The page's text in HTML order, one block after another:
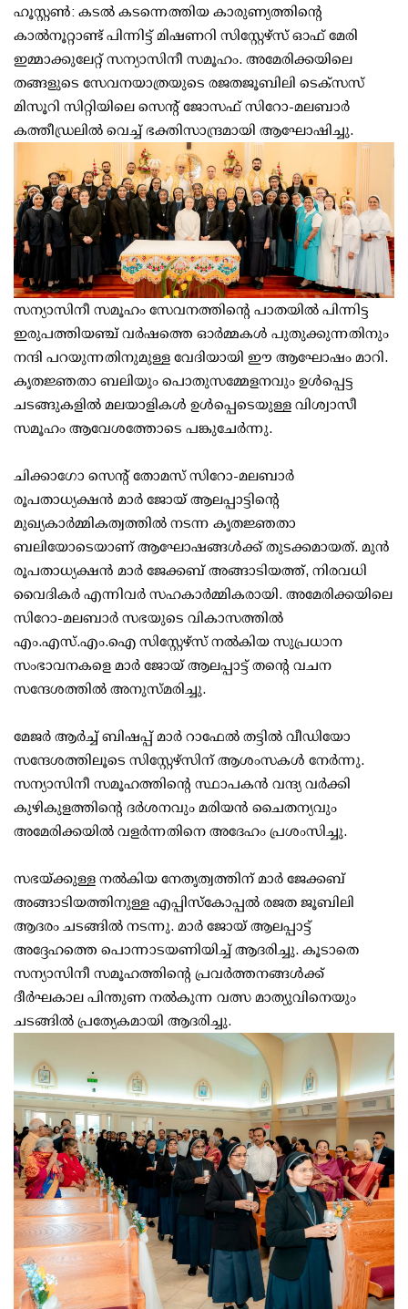
ഹൂസ്റ്റൺ: കടൽ കടന്നെത്തിയ കാരുണ്യത്തിന്റെ
കാൽനൂറ്റാണ്ട് പിന്നിട്ട് മിഷണറി സിസ്റ്റേഴ്സ് ഓഫ് മേരി
ഇമ്മാക്കുലേറ്റ് സന്യാസിനീ സമൂഹം. അമേരിക്കയിലെ
തങ്ങളുടെ സേവനയാത്രയുടെ രജതജൂബിലി ടെക്സസ്
മിസൂറി സിറ്റിയിലെ സെന്റ് ജോസഫ് സിറോ-മലബാർ
കത്തീഡ്രലിൽ വെച്ച് ഭക്തിസാന്ദ്രമായി ആഘോഷിച്ചു.
സന്യാസിനീ സമൂഹം സേവനത്തിന്റെ പാതയിൽ പിന്നിട്ട
ഇരുപത്തിയഞ്ച് വർഷത്തെ ഓർമ്മകൾ പുതുക്കുന്നതിനും
നന്ദി പറയുന്നതിനുമുള്ള വേദിയായി ഈ ആഘോഷം മാറി.
കൃതജ്ഞതാ ബലിയും പൊതുസമ്മേളനവും ഉൾപ്പെട്ട
ചടങ്ങുകളിൽ മലയാളികൾ ഉൾപ്പെടെയുള്ള വിശ്വാസീ
സമൂഹം ആവേശത്തോടെ പങ്കുചേർന്നു.
ചിക്കാഗോ സെന്റ് തോമസ് സിറോ-മലബാർ
രൂപതാധ്യക്ഷൻ മാർ ജോയ് ആലപ്പാട്ടിന്റെ
മുഖ്യകാർമ്മികത്വത്തിൽ നടന്ന കൃതജ്ഞതാ
ബലിയോടെയാണ് ആഘോഷങ്ങൾക്ക് തുടക്കമായത്. മുൻ
രൂപതാധ്യക്ഷൻ മാർ ജേക്കബ് അങ്ങാടിയത്ത്, നിരവധി
വൈദികർ എന്നിവർ സഹകാർമ്മികരായി. അമേരിക്കയിലെ
സിറോ-മലബാർ സഭയുടെ വികാസത്തിൽ
എം.എസ്.എം.ഐ സിസ്റ്റേഴ്സ് നൽകിയ സുപ്രധാന
സംഭാവനകളെ മാർ ജോയ് ആലപ്പാട്ട് തന്റെ വചന
സന്ദേശത്തിൽ അനുസ്മരിച്ചു.
മേജർ ആർച്ച് ബിഷപ്പ് മാർ റാഫേൽ തട്ടിൽ വീഡിയോ
സന്ദേശത്തിലൂടെ സിസ്റ്റേഴ്സിന് ആശംസകൾ നേർന്നു.
സന്യാസിനീ സമൂഹത്തിന്റെ സ്ഥാപകൻ വന്ദ്യ വർക്കി
കുഴികുളത്തിന്റെ ദർശനവും മരിയൻ ചൈതന്യവും
അമേരിക്കയിൽ വളർന്നതിനെ അദേഹം പ്രശംസിച്ചു.
സഭയ്ക്കുള്ള നൽകിയ നേതൃത്വത്തിന് മാർ ജേക്കബ്
അങ്ങാടിയത്തിനുള്ള എപ്പിസ്കോപ്പൽ രജത ജൂബിലി
ആദരം ചടങ്ങിൽ നടന്നു. മാർ ജോയ് ആലപ്പാട്ട്
അദ്ദേഹത്തെ പൊന്നാടയണിയിച്ച് ആദരിച്ചു. കൂടാതെ
സന്യാസിനീ സമൂഹത്തിന്റെ പ്രവർത്തനങ്ങൾക്ക്
ദീർഘകാല പിന്തുണ നൽകുന്ന വത്സ മാത്യുവിനെയും
ചടങ്ങിൽ പ്രത്യേകമായി ആദരിച്ചു.